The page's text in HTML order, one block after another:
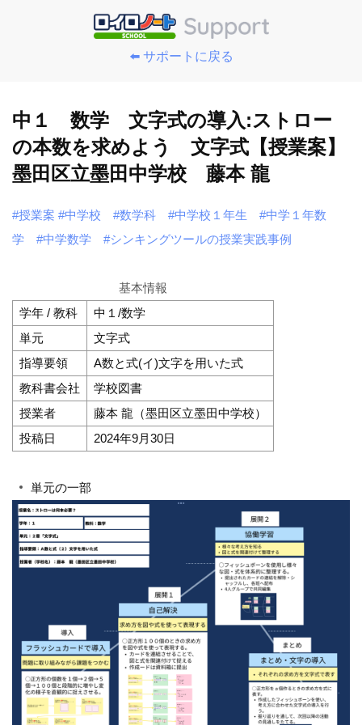
⬅️ サポートに戻る
中１ 数学 文字式の導入:ストロー
の本数を求めよう 文字式【授業案】
墨田区立墨田中学校 藤本 龍
#授業案 #中学校 #数学科 #中学校１年生
#中学１年数
学
#中学数学 #シンキングツールの授業実践事例
基本情報
学年 / 教科
中１/数学
単元
文字式
指導要領
A数と式(イ)文字を用いた式
教科書会社
学校図書
授業者
藤本 龍（墨田区立墨田中学校）
投稿日
2024年9月30日
単元の一部